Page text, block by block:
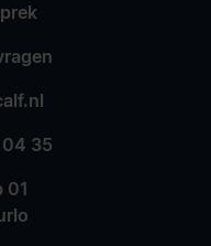
35
01